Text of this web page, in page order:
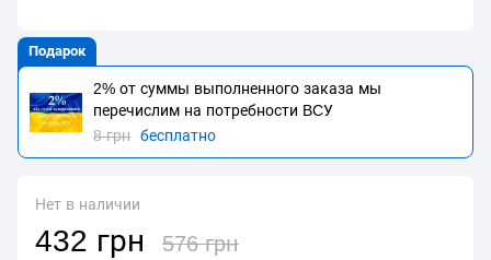
Подарок
2% от суммы выполненного заказа мы
перечислим на потребности BCУ
8 грн бесплатно
Нет в наличии
432 грн 576 грн